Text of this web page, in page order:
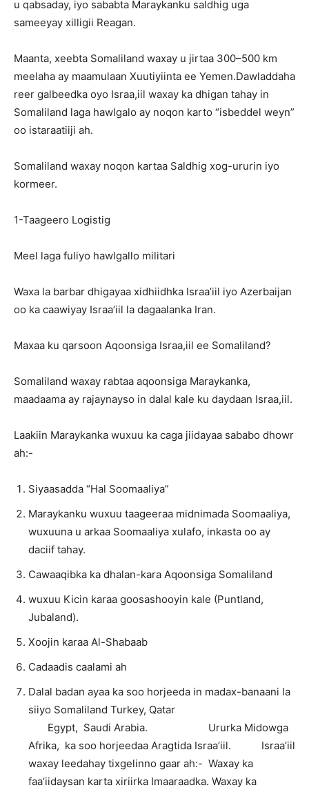
u qabsaday, iyo sababta Maraykanku saldhig uga
sameeyay xilligii Reagan.
Maanta, xeebta Somaliland waxay u jirtaa 300–500 km
meelaha ay maamulaan Xuutiyiinta ee Yemen.Dawladdaha
reer galbeedka oyo Israa,iil waxay ka dhigan tahay in
Somaliland laga hawlgalo ay noqon karto “isbeddel weyn”
oo istaraatiiji ah.
Somaliland waxay noqon kartaa Saldhig xog-ururin iyo
kormeer.
1-Taageero Logistig
Meel laga fuliyo hawlgallo militari
Waxa la barbar dhigayaa xidhiidhka Israa’iil iyo Azerbaijan
oo ka caawiyay Israa’iil la dagaalanka Iran.
Maxaa ku qarsoon Aqoonsiga Israa,iil ee Somaliland?
Somaliland waxay rabtaa aqoonsiga Maraykanka,
maadaama ay rajaynayso in dalal kale ku daydaan Israa,iil.
Laakiin Maraykanka wuxuu ka caga jiidayaa sababo dhowr
ah:-
Siyaasadda “Hal Soomaaliya”
Maraykanku wuxuu taageeraa midnimada Soomaaliya,
wuxuuna u arkaa Soomaaliya xulafo, inkasta oo ay
daciif tahay.
Cawaaqibka ka dhalan-kara Aqoonsiga Somaliland
wuxuu Kicin karaa goosashooyin kale (Puntland,
Jubaland).
Xoojin karaa Al-Shabaab
Cadaadis caalami ah
Dalal badan ayaa ka soo horjeeda in madax-banaani la
siiyo Somaliland Turkey, Qatar
Egypt, Saudi Arabia. Ururka Midowga
Afrika, ka soo horjeedaa Aragtida Israa’iil. Israa’iil
waxay leedahay tixgelinno gaar ah:- Waxay ka
faa’iidaysan karta xiriirka Imaaraadka. Waxay ka